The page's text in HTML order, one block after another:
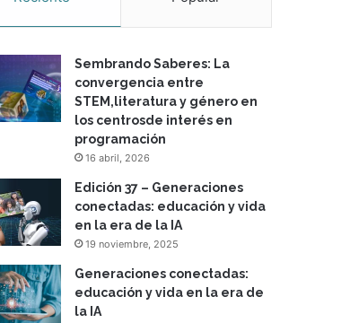
Sembrando Saberes: La
convergencia entre
STEM,literatura y género en
los centrosde interés en
programación
16 abril, 2026
Edición 37 – Generaciones
conectadas: educación y vida
en la era de la IA
19 noviembre, 2025
Generaciones conectadas:
educación y vida en la era de
la IA